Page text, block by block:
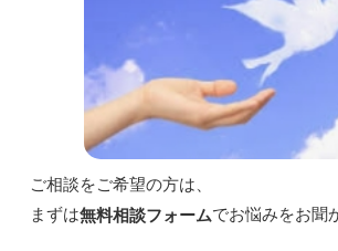
ご相談をご希望の方は、
まずは無料相談フォームでお悩みをお聞